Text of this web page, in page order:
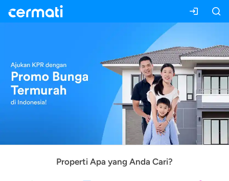
Properti Apa yang Anda Cari?